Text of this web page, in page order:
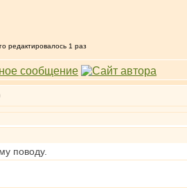
редактировалось 1 раз
поводу.